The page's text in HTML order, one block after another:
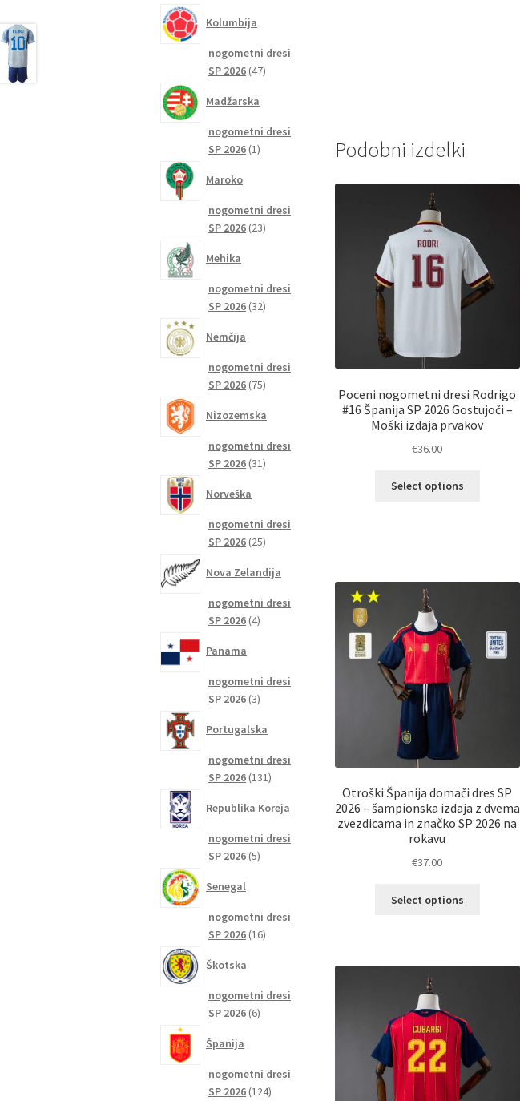
Podobni izdelki
Poceni nogometni dresi Rodrigo
#16 Španija SP 2026 Gostujoči –
Moški izdaja prvakov
€36.00
Select options
lahko
strani
izdelka
Otroški Španija domači dres SP
2026 – šampionska izdaja z dvema
zvezdicama in značko SP 2026 na
rokavu
€37.00
Select options
različic.
strani
izdelka
Kolumbija
nogometni dresi
SP 2026 4747
Madžarska
nogometni dresi
SP 2026 11
Maroko
nogometni dresi
SP 2026 2323
Mehika
nogometni dresi
SP 2026 3232
Nemčija
nogometni dresi
SP 2026 7575
Nizozemska
nogometni dresi
SP 2026 3131
Norveška
nogometni dresi
SP 2026 2525
Nova Zelandija
nogometni dresi
SP 2026 44
Panama
nogometni dresi
SP 2026 33
Portugalska
nogometni dresi
SP 2026 131131
Republika Koreja
nogometni dresi
SP 2026 55
Senegal
nogometni dresi
SP 2026 1616
Škotska
nogometni dresi
SP 2026 66
Španija
nogometni dresi
SP 2026 124124